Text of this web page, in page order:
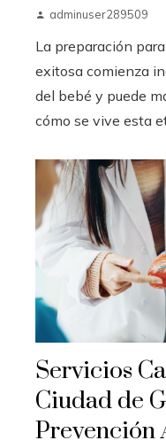
adminuser289509
La preparación
exitosa comienza
del bebé y puede
cómo se vive esta
Servicios
Ciudad de
Prevención